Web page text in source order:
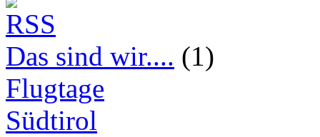
Das sind wir.... (1)
Flugtage
Südtirol